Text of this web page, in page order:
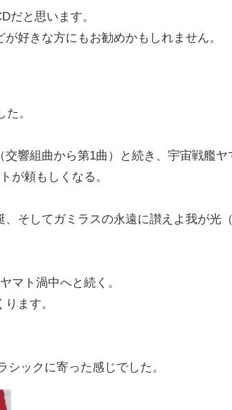
だと思います。
好きな方にもお勧めかもしれません。
。
響組曲から第1曲）と続き、宇宙戦艦ヤ
が頼もしくなる。
そしてガミラスの永遠に讃えよ我が光
マト渦中へと続く。
ます。
シックに寄った感じでした。